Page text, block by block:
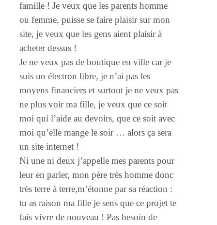
famille ! Je veux que les parents homme
ou femme, puisse se faire plaisir sur mon
site, je veux que les gens aient plaisir à
acheter dessus !
Je ne veux pas de boutique en ville car je
suis un électron libre, je n’ai pas les
moyens financiers et surtout je ne veux pas
ne plus voir ma fille, je veux que ce soit
moi qui l’aide au devoirs, que ce soit avec
moi qu’elle mange le soir … alors ça sera
un site internet !
Ni une ni deux j’appelle mes parents pour
leur en parler, mon père très homme donc
très terre à terre,m’étonne par sa réaction :
tu as raison ma fille je sens que ce projet te
fais vivre de nouveau ! Pas besoin de